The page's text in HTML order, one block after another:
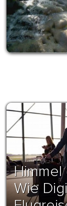
Wie